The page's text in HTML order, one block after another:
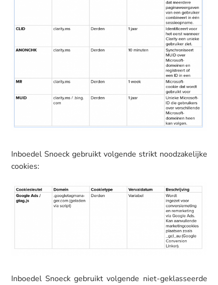
Inboedel Snoeck gebruikt volgende strikt noodzakelijke
cookies:
Inboedel Snoeck gebruikt volgende niet-geklasseerde